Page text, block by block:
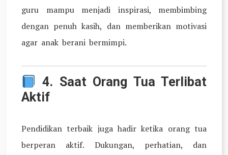
guru mampu menjadi inspirasi, membimbing
dengan penuh kasih, dan memberikan motivasi
agar anak berani bermimpi.
4. Saat Orang Tua Terlibat
Aktif
Pendidikan terbaik juga hadir ketika orang tua
berperan aktif. Dukungan, perhatian, dan